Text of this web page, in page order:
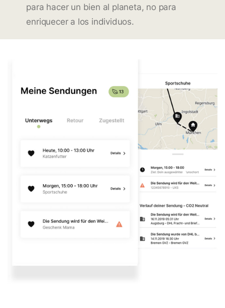
para hacer un bien al planeta, no para
enriquecer a los individuos.